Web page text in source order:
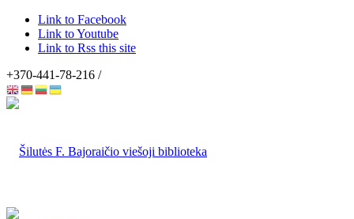
Link to Facebook
Link to Youtube
Link to Rss this site
+370-441-78-216 /